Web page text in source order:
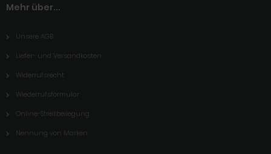
Mehr über...
Unsere AGB
Liefer- und Versandkosten
Widerrufsrecht
Wiederrufsformular
Online-Streitbeilegung
Nennung von Marken